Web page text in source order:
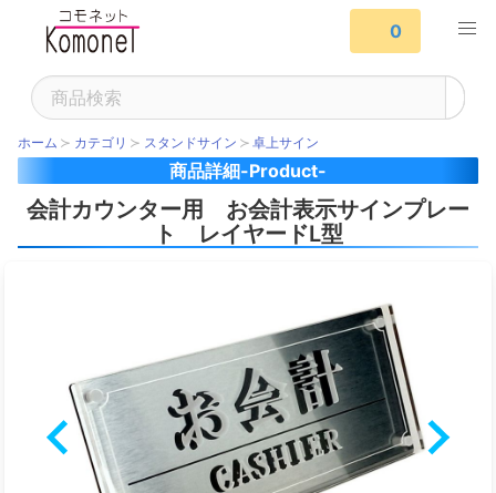
0
ホーム カテゴリ スタンドサイン 卓上サイン
商品詳細-Product-
会計カウンター用 お会計表示サインプレー
ト レイヤードL型